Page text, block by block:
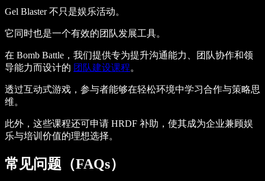
Gel Blaster 不只是娱乐活动。
它同时也是一个有效的团队发展工具。
在 Bomb Battle，我们提供专为提升沟通能力、团队协作和领
导能力而设计的 团队建设课程。
透过互动式游戏，参与者能够在轻松环境中学习合作与策略思
维。
此外，这些课程还可申请 HRDF 补助，使其成为企业兼顾娱
乐与培训价值的理想选择。
常见问题（FAQs）